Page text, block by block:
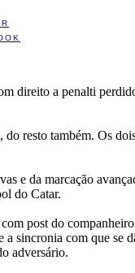
direito a penalti
resto também. Os
e da marcação
do Catar.
post do
sincronia com que
adversário.